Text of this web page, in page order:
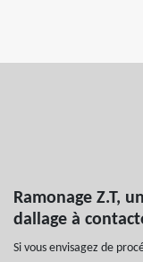
Ramonage Z.T,
dallage à
Si vous envisagez de